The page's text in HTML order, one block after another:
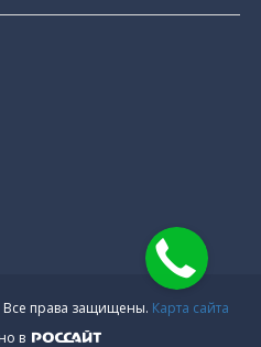
Все права защищены. Карта сайта
в